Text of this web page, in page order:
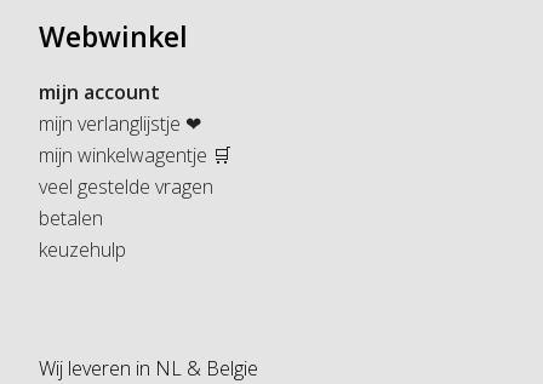
Webwinkel
mijn account
mijn verlanglijstje ❤
mijn winkelwagentje 🛒
veel gestelde vragen
betalen
keuzehulp
Wij leveren in NL & Belgie